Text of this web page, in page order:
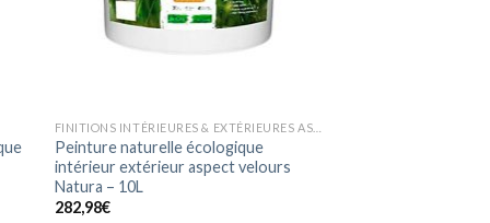
Peinture naturelle écologique
intérieur extérieur aspect velours
Natura – 10L
282,98€